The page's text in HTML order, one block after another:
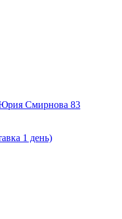
Смирнова 83
1 день)